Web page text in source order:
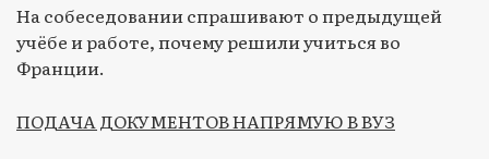
На собеседовании спрашивают о предыдущей
учёбе и работе, почему решили учиться во
Франции.
ПОДАЧА ДОКУМЕНТОВ НАПРЯМУЮ В ВУЗ